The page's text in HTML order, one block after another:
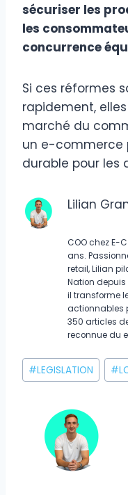
sécuriser les
les
concurrence
Si ces réformes
rapidement,
marché du
un e-commerce
durable pour les
Lilian
COO chez E-
ans.
retail, Lilian
Nation depuis
il transforme
actionnables
350 articles
reconnue du
Étiquettes
de
publication :
#LEGISLATION #